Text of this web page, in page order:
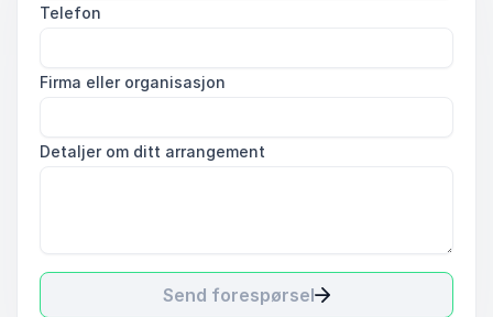
Telefon
Firma eller organisasjon
Detaljer om ditt arrangement
Send forespørsel